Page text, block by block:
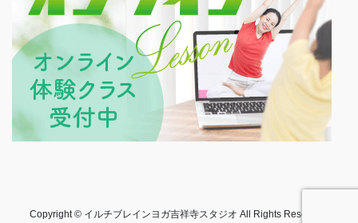
Copyright © イルチブレインヨガ吉祥寺スタジオ All Rights Reserved.